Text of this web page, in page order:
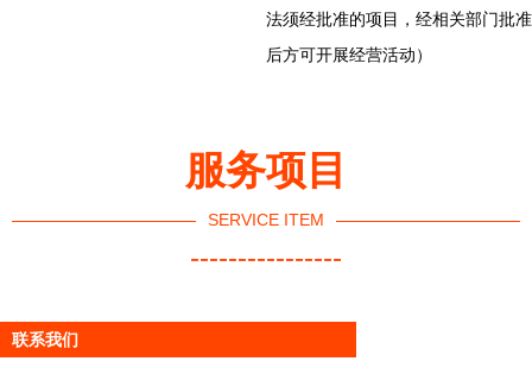
法须经批准的项目，经相关部门批准
后方可开展经营活动）
服务项目
SERVICE ITEM
----------------
联系我们